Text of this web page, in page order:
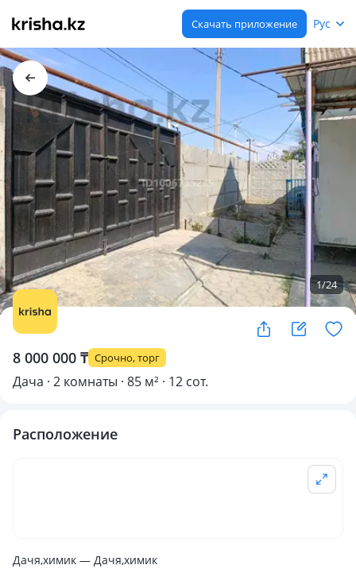
Скачать приложение Рус
1/24
8 000 000 ₸ Срочно, торг
Дача · 2 комнаты · 85 м² · 12 сот.
Расположение
Дачя,химик — Дачя,химик